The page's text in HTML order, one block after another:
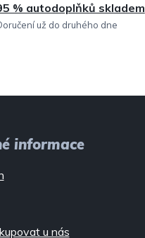
% autodoplňků skladem
už do druhého dne
informace
u nás